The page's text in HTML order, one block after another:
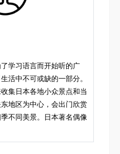
学习语言而开始听的广
活中不可或缺的一部分。
集日本各地小众景点和当
地区为中心，会出门欣赏
不同美景。日本著名偶像